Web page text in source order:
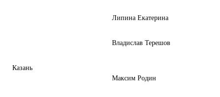
Липина Екатерина
Владислав Терешов
Казань
Максим Родин